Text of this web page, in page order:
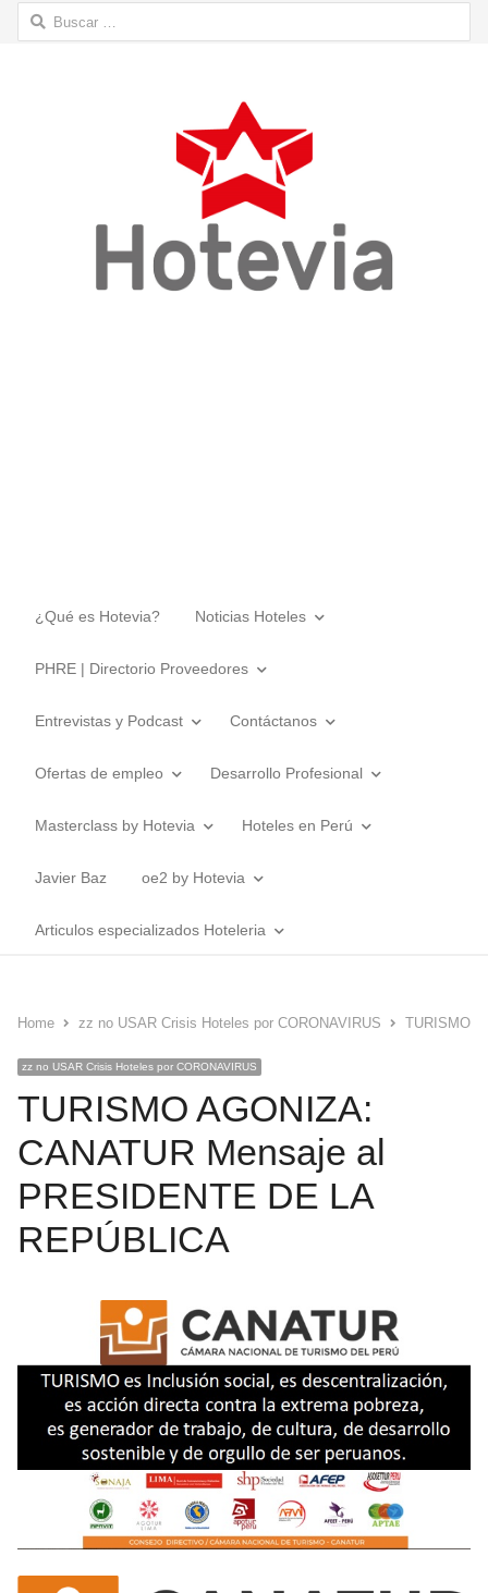
Buscar:
¿Qué es Hotevia? Noticias Hoteles
PHRE | Directorio Proveedores
Entrevistas y Podcast Contáctanos
Ofertas de empleo Desarrollo Profesional
Masterclass by Hotevia Hoteles en Perú
Javier Baz oe2 by Hotevia
Articulos especializados Hoteleria
Home zz no USAR Crisis Hoteles por CORONAVIRUS TURISMO
zz no USAR Crisis Hoteles por CORONAVIRUS
TURISMO AGONIZA:
CANATUR Mensaje al
PRESIDENTE DE LA
REPÚBLICA